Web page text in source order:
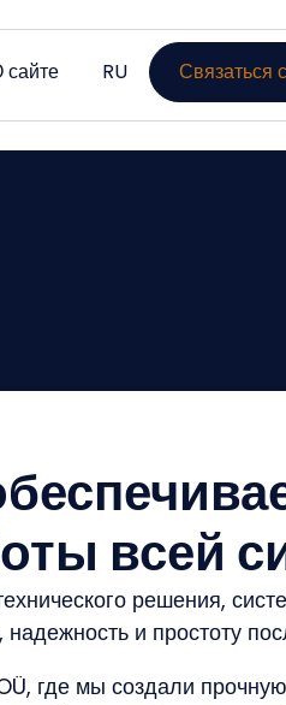
сайте RU Связаться с
всей
решения,
и простоту
где мы создали